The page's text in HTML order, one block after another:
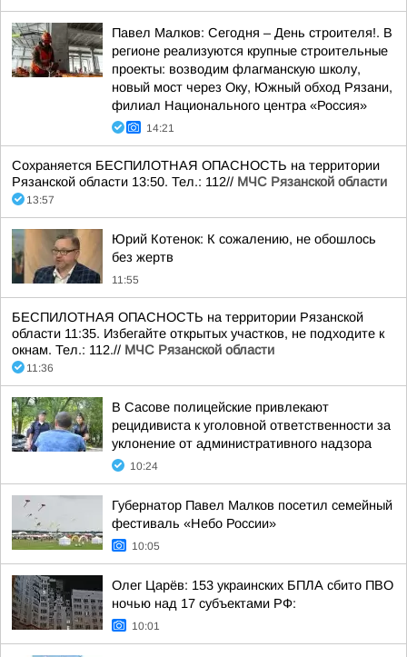
Павел Малков: Сегодня – День строителя!. В
регионе реализуются крупные строительные
проекты: возводим флагманскую школу,
новый мост через Оку, Южный обход Рязани,
филиал Национального центра «Россия»
14:21
Сохраняется БЕСПИЛОТНАЯ ОПАСНОСТЬ на территории
Рязанской области 13:50. Тел.: 112// МЧС Рязанской области
13:57
Юрий Котенок: К сожалению, не обошлось
без жертв
11:55
БЕСПИЛОТНАЯ ОПАСНОСТЬ на территории Рязанской
области 11:35. Избегайте открытых участков, не подходите к
окнам. Тел.: 112.// МЧС Рязанской области
11:36
В Сасове полицейские привлекают
рецидивиста к уголовной ответственности за
уклонение от административного надзора
10:24
Губернатор Павел Малков посетил семейный
фестиваль «Небо России»
10:05
Олег Царёв: 153 украинских БПЛА сбито ПВО
ночью над 17 субъектами РФ:
10:01